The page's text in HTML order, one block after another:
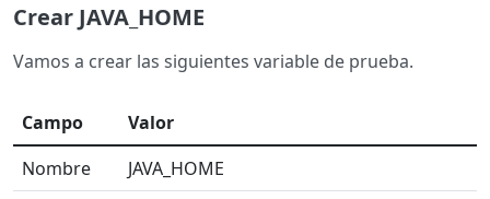
Crear JAVA_HOME
Vamos a crear las siguientes variable de prueba.
Campo
Valor
Nombre
JAVA_HOME